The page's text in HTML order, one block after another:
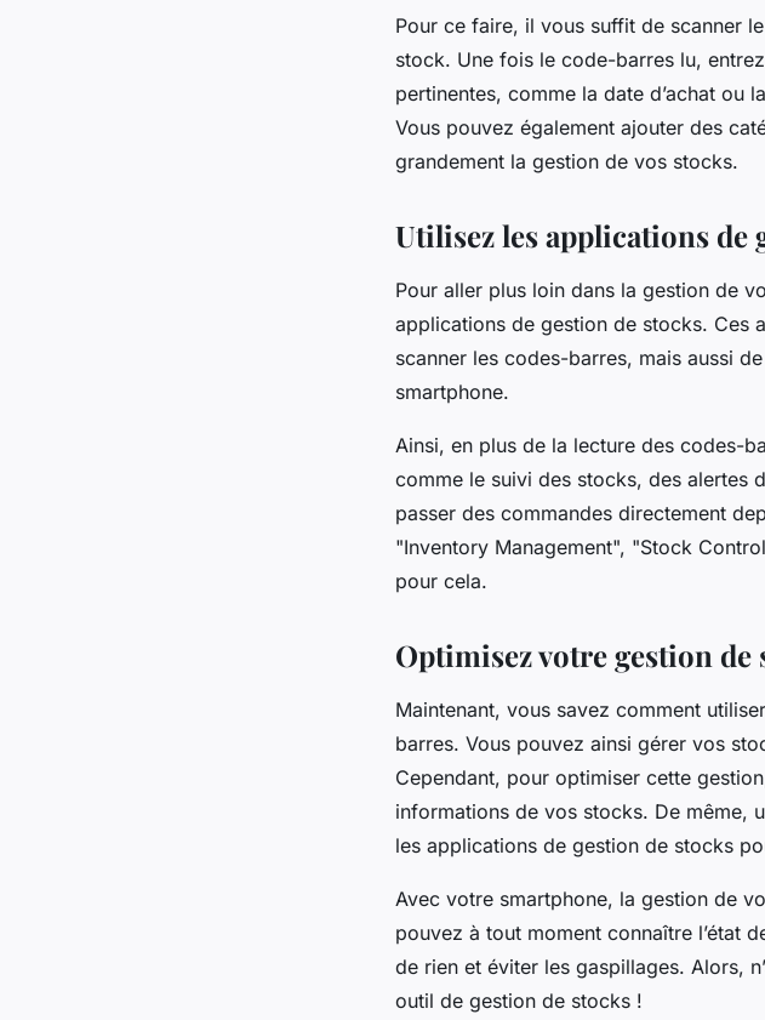
Pour ce faire, il vous suffit de scanner
stock. Une fois le code-barres lu,
pertinentes, comme la date d’achat ou
Vous pouvez également ajouter des
grandement la gestion de vos stocks.
Utilisez les applications de
Pour aller plus loin dans la gestion de
applications de gestion de stocks. Ces
scanner les codes-barres, mais aussi
smartphone.
Ainsi, en plus de la lecture des codes-
comme le suivi des stocks, des alertes
passer des commandes directement
"Inventory Management", "Stock
pour cela.
Optimisez votre gestion
Maintenant, vous savez comment
barres. Vous pouvez ainsi gérer vos
Cependant, pour optimiser cette
informations de vos stocks. De même,
les applications de gestion de stocks
Avec votre smartphone, la gestion de
pouvez à tout moment connaître l’état
de rien et éviter les gaspillages. Alors,
outil de gestion de stocks !